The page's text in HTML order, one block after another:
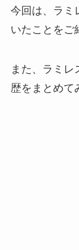
今回は、ラミ
いたことをご
また、ラミレ
歴をまとめて